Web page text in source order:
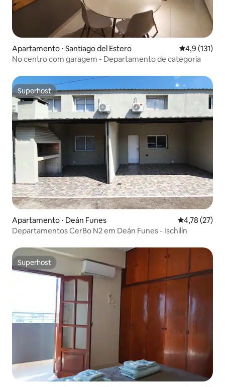
Apartamento ⋅ Santiago del Estero 4,9 de uma
4,9 (131)
No centro com garagem - Departamento de categoria
Superhost
Superhost
Apartamento ⋅ Deán Funes 4,78 de uma
4,78 (27)
Departamentos CerBo N2 em Deán Funes - Ischilín
Superhost
Superhost